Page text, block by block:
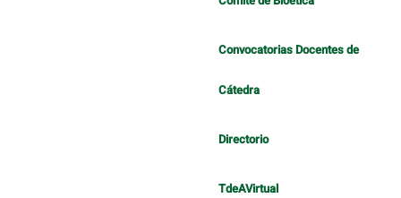
Convocatorias Docentes de
Cátedra
Directorio
TdeAVirtual